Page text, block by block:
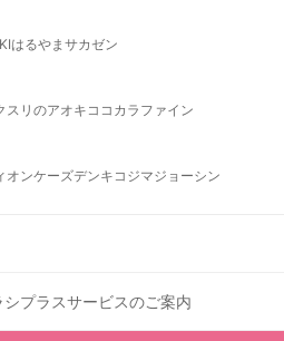
はるやま サカゼン
スリのアオキココカラファイン
オンケーズデンキ コジマジョーシン
プラスサービスのご案内